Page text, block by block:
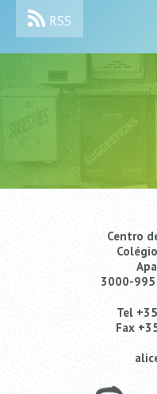
RSS
Centro
3000-995
Tel
Fax